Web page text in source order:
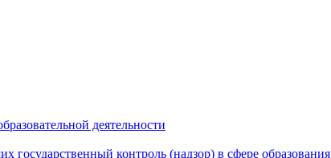
деятельности
государственный контроль (надзор) в сфере образования